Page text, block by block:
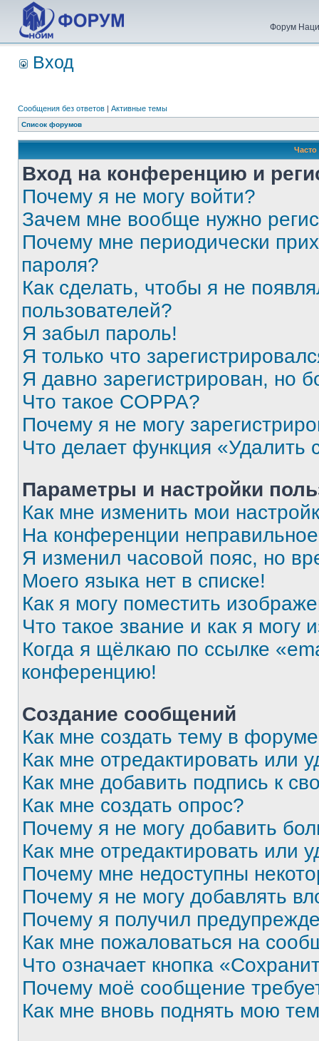
Форум
Вход
Сообщения без ответов | Активные темы
Список форумов
Вход на конференцию и
Почему я не могу войти?
Зачем мне вообще нужно
Почему мне периодически
пароля?
Как сделать, чтобы я не
пользователей?
Я забыл пароль!
Я только что
Я давно зарегистрирован, но
Что такое COPPA?
Почему я не могу
Что делает функция «Удалить
Параметры и настройки
Как мне изменить мои
На конференции
Я изменил часовой пояс, но
Моего языка нет в списке!
Как я могу поместить
Что такое звание и как я могу
Когда я щёлкаю по ссылке
конференцию!
Создание сообщений
Как мне создать тему в
Как мне отредактировать или
Как мне добавить подпись к
Как мне создать опрос?
Почему я не могу добавить
Как мне отредактировать или
Почему мне недоступны
Почему я не могу добавлять
Почему я получил
Как мне пожаловаться на
Что означает кнопка
Почему моё сообщение
Как мне вновь поднять мою